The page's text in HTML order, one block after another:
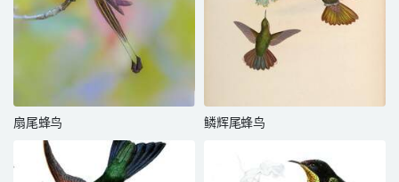
扇尾蜂鸟 鳞辉尾蜂鸟